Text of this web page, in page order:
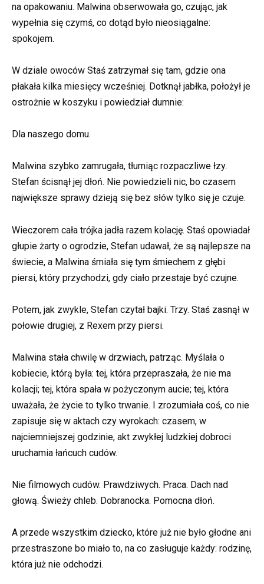
na opakowaniu. Malwina obserwowała go, czując, jak
wypełnia się czymś, co dotąd było nieosiągalne:
spokojem.
W dziale owoców Staś zatrzymał się tam, gdzie ona
płakała kilka miesięcy wcześniej. Dotknął jabłka, położył je
ostrożnie w koszyku i powiedział dumnie:
Dla naszego domu.
Malwina szybko zamrugała, tłumiąc rozpaczliwe łzy.
Stefan ścisnął jej dłoń. Nie powiedzieli nic, bo czasem
największe sprawy dzieją się bez słów tylko się je czuje.
Wieczorem cała trójka jadła razem kolację. Staś opowiadał
głupie żarty o ogrodzie, Stefan udawał, że są najlepsze na
świecie, a Malwina śmiała się tym śmiechem z głębi
piersi, który przychodzi, gdy ciało przestaje być czujne.
Potem, jak zwykle, Stefan czytał bajki. Trzy. Staś zasnął w
połowie drugiej, z Rexem przy piersi.
Malwina stała chwilę w drzwiach, patrząc. Myślała o
kobiecie, którą była: tej, która przepraszała, że nie ma
kolacji; tej, która spała w pożyczonym aucie; tej, która
uważała, że życie to tylko trwanie. I zrozumiała coś, co nie
zapisuje się w aktach czy wyrokach: czasem, w
najciemniejszej godzinie, akt zwykłej ludzkiej dobroci
uruchamia łańcuch cudów.
Nie filmowych cudów. Prawdziwych. Praca. Dach nad
głową. Świeży chleb. Dobranocka. Pomocna dłoń.
A przede wszystkim dziecko, które już nie było głodne ani
przestraszone bo miało to, na co zasługuje każdy: rodzinę,
która już nie odchodzi.